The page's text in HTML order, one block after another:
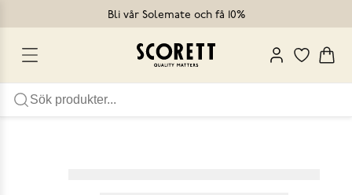
Bli vår Solemate och få 10%